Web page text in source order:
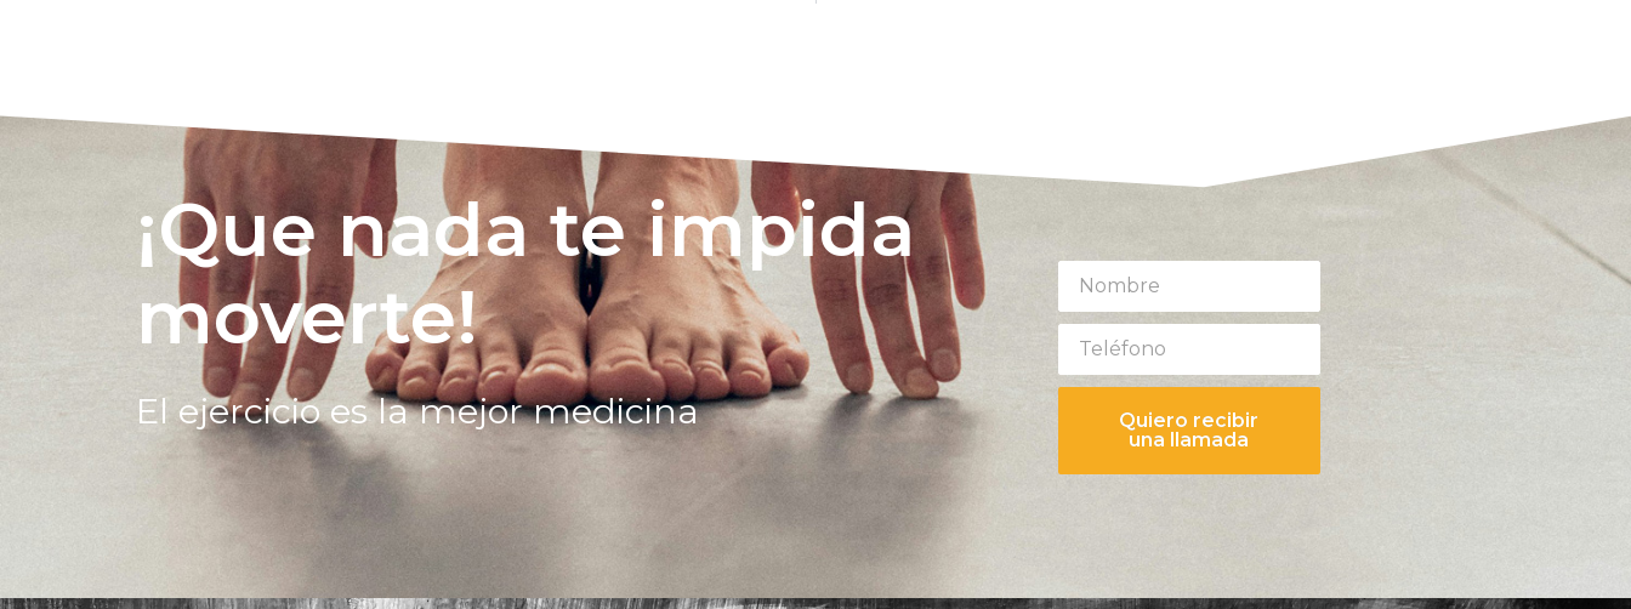
¡Que nada te impida
moverte!
El ejercicio es la mejor medicina
Quiero recibir
una llamada